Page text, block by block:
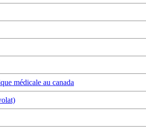
médicale au canada